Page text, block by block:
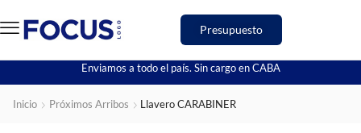
Presupuesto
Enviamos a todo el país. Sin cargo en CABA
Inicio Próximos Arribos Llavero CARABINER